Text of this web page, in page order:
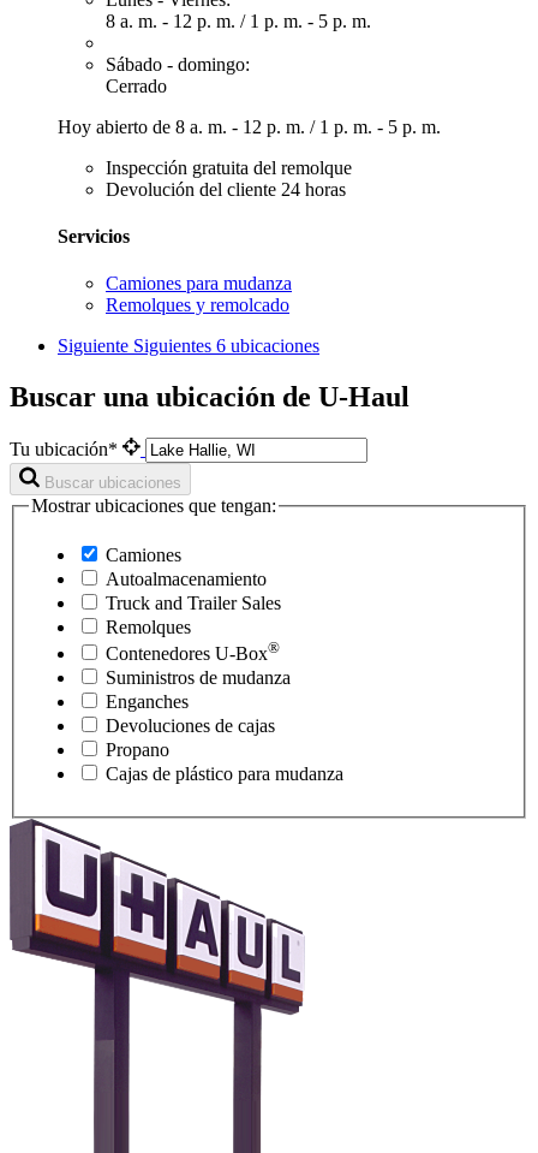
8 a. m. - 12 p. m. / 1 p. m. - 5 p. m.
Sábado - domingo:
Cerrado
Hoy abierto de 8 a. m. - 12 p. m. / 1 p. m. - 5 p. m.
Inspección gratuita del remolque
Devolución del cliente 24 horas
Servicios
Camiones para mudanza
Remolques y remolcado
Siguiente Siguientes 6 ubicaciones
Buscar una ubicación de U-Haul
Tu ubicación*
Buscar ubicaciones
Mostrar ubicaciones que tengan:
Camiones
Autoalmacenamiento
Truck and Trailer Sales
Remolques
Contenedores U-Box®
Suministros de mudanza
Enganches
Devoluciones de cajas
Propano
Cajas de plástico para mudanza